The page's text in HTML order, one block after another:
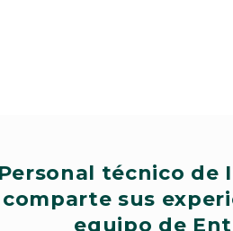
Personal técnico de
comparte sus
equipo de